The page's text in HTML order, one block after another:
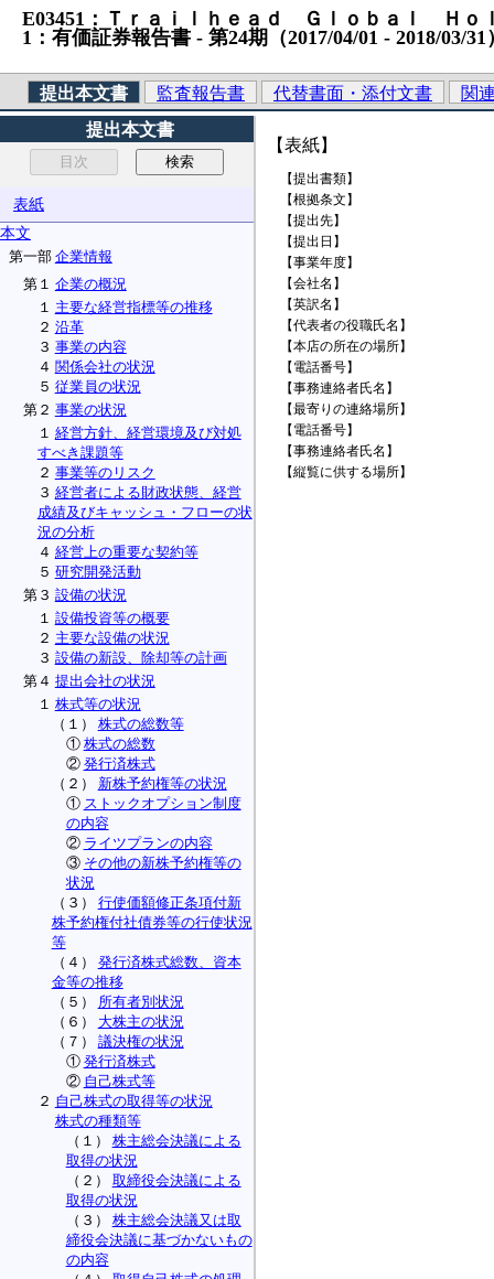
E03451：Ｔｒａｉｌｈｅａｄ Ｇｌｏｂａｌ Ｈｏ
1：有価証券報告書 ‐ 第24期（2017/04/01 ‐ 2018/03/31
提出本文書 監査報告書 代替書面・添付文書
関
提出本文書